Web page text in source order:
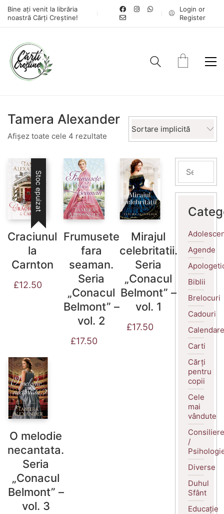
Bine ați venit la librăria
noastră Cărți Creștine!
Login or
Register
Tamera Alexander
Afișez toate cele 4 rezultate
Sortare implicită
Stoc epuizat
Craciunul
la
Carnton
£12.50
Frumusete
fara
seaman.
Seria
„Conacul
Belmont” –
vol. 2
£17.50
Mirajul
celebritatii.
Seria
„Conacul
Belmont” –
vol. 1
£17.50
O melodie
necantata.
Seria
„Conacul
Belmont” –
vol. 3
Agende
Biblii
Brelocuri
Cadouri
Calendare
Carti
Cărți
pentru
copii
Cele
mai
vândute
Consiliere
/
Diverse
Duhul
Sfânt
Educație